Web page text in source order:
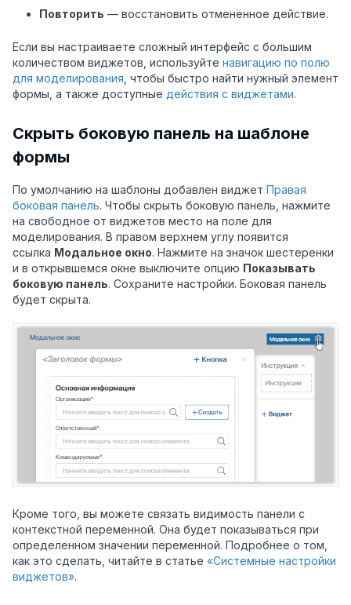
Повторить — восстановить отменённое действие.
Если вы настраиваете сложный интерфейс с большим
количеством виджетов, используйте навигацию по полю
для моделирования , чтобы быстро найти нужный элемент
формы, а также доступные действия с виджетами.
Скрыть боковую панель на шаблоне
формы
По умолчанию на шаблоны добавлен виджет Правая
боковая панель. Чтобы скрыть боковую панель, нажмите
на свободное от виджетов место на поле для
моделирования. В правом верхнем углу появится
ссылка Модальное окно. Нажмите на значок шестеренки
и в открывшемся окне выключите опцию Показывать
боковую панель. Сохраните настройки. Боковая панель
будет скрыта.
Кроме того, вы можете связать видимость панели с
контекстной переменной. Она будет показываться при
определенном значении переменной. Подробнее о том,
как это сделать, читайте в статье «Системные настройки
виджетов».